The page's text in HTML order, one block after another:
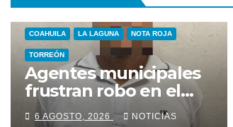
COAHUILA LA LAGUNA NOTA ROJA
TORREÓN
Agentes municipales
frustran robo en el
centro de Torreón
6 AGOSTO, 2026 NOTICIAS